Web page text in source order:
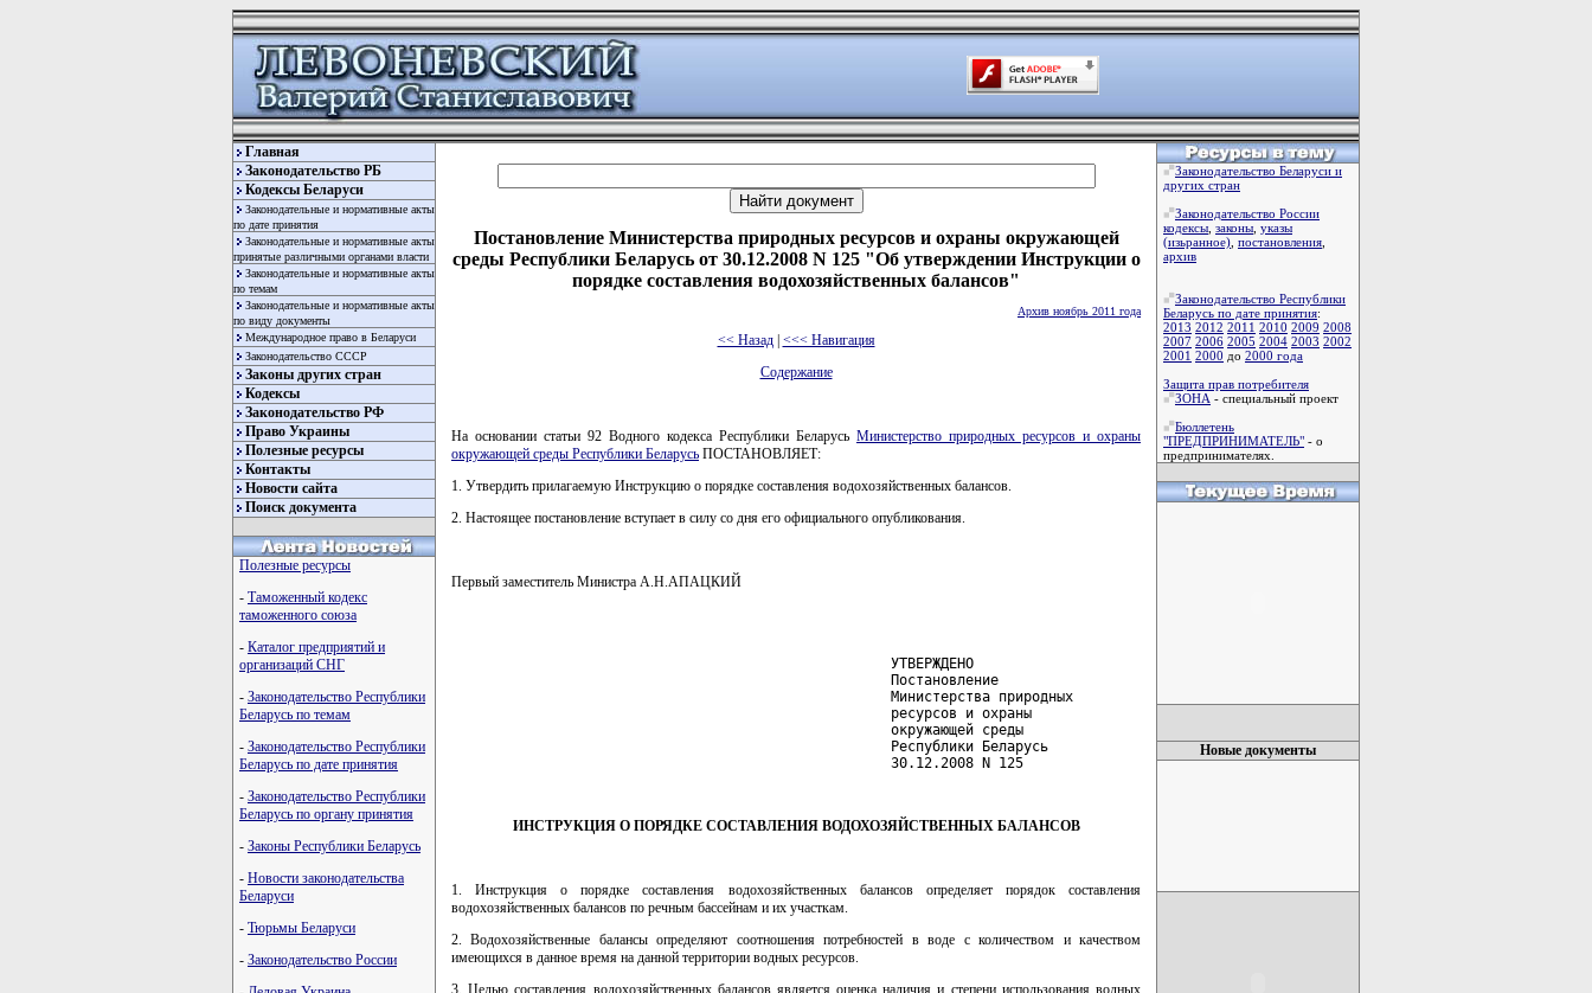
Главная
Законодательство РБ
Кодексы Беларуси
Законодательные и нормативные акты
по дате принятия
Законодательные и нормативные акты
принятые различными органами власти
Законодательные и нормативные акты
по темам
Законодательные и нормативные акты
по виду документы
Международное право в Беларуси
Законодательство СССР
Законы других стран
Кодексы
Законодательство РФ
Право Украины
Полезные ресурсы
Контакты
Новости сайта
Поиск документа
Полезные ресурсы
- Таможенный кодекс
таможенного союза
- Каталог предприятий и
организаций СНГ
- Законодательство Республики
Беларусь по темам
- Законодательство Республики
Беларусь по дате принятия
- Законодательство Республики
Беларусь по органу принятия
- Законы Республики Беларусь
- Новости законодательства
Беларуси
- Тюрьмы Беларуси
- Законодательство России
Постановление Министерства природных ресурсов и охраны окружающей
среды Республики Беларусь от 30.12.2008 N 125 "Об утверждении Инструкции о
порядке составления водохозяйственных балансов"
Архив ноябрь 2011 года
<< Назад| <<< Навигация
Содержание
На основании статьи 92 Водного кодекса Республики Беларусь Министерство природных ресурсов и охраны
окружающей среды Республики Беларусь ПОСТАНОВЛЯЕТ:
1. Утвердить прилагаемую Инструкцию о порядке составления водохозяйственных балансов.
2. Настоящее постановление вступает в силу со дня его официального опубликования.
Первый заместитель Министра А.Н.АПАЦКИЙ
                                                     УТВЕРЖДЕНО
                                                     Постановление
                                                     Министерства природных
                                                     ресурсов и охраны
                                                     окружающей среды
                                                     Республики Беларусь
                                                     30.12.2008 N 125
ИНСТРУКЦИЯ О ПОРЯДКЕ СОСТАВЛЕНИЯ ВОДОХОЗЯЙСТВЕННЫХ БАЛАНСОВ
1. Инструкция о порядке составления водохозяйственных балансов определяет порядок составления
водохозяйственных балансов по речным бассейнам и их участкам.
2. Водохозяйственные балансы определяют соотношения потребностей в воде с количеством и качеством
имеющихся в данное время на данной территории водных ресурсов.
3. Целью составления водохозяйственных балансов является оценка наличия и степени использования водных
Законодательство Беларуси и
других стран
Законодательство России
кодексы законы указы
(изьранное) постановления
архив
Законодательство Республики
Беларусь по дате принятия:
2013 2012 2011 2010 2009 2008
2007 2006 2005 2004 2003 2002
2001 2000 до 2000 года
Защита прав потребителя
ЗОНА - специальный проект
Бюллетень
"ПРЕДПРИНИМАТЕЛЬ" - о
предпринимателях.
Новые документы